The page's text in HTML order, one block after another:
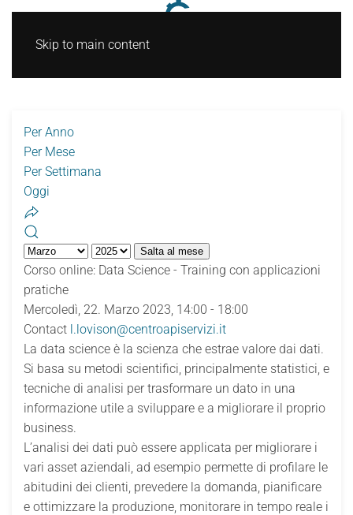
Skip to main content
Per Anno
Per Mese
Per Settimana
Oggi
Salta al mese
Corso online: Data Science - Training con applicazioni
pratiche
Mercoledì, 22. Marzo 2023, 14:00 - 18:00
Contact l.lovison@centroapiservizi.it
La data science è la scienza che estrae valore dai dati.
Si basa su metodi scientifici, principalmente statistici, e
tecniche di analisi per trasformare un dato in una
informazione utile a sviluppare e a migliorare il proprio
business.
L’analisi dei dati può essere applicata per migliorare i
vari asset aziendali, ad esempio permette di profilare le
abitudini dei clienti, prevedere la domanda, pianificare
e ottimizzare la produzione, monitorare in tempo reale i